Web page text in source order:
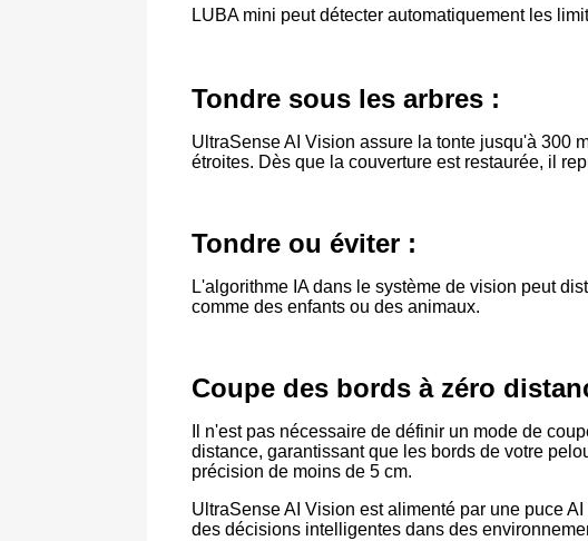
LUBA mini peut détecter automatiquement les
Tondre sous les arbres :
UltraSense AI Vision assure la tonte jusqu'à 300
étroites. Dès que la couverture est restaurée, il
Tondre ou éviter :
L'algorithme IA dans le système de vision peut
comme des enfants ou des animaux.
Coupe des bords à zéro
Il n'est pas nécessaire de définir un mode de
distance, garantissant que les bords de votre
précision de moins de 5 cm.
UltraSense AI Vision est alimenté par une puce
des décisions intelligentes dans des